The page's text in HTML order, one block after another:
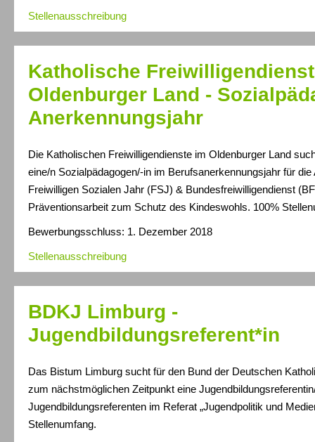
Stellenausschreibung
Katholische
Oldenburger Land -
Anerkennungsjahr
Die Katholischen Freiwilligendienste im Oldenburger Land
eine/n Sozialpädagogen/-in im Berufsanerkennungsjahr für
Freiwilligen Sozialen Jahr (FSJ) & Bundesfreiwilligendienst
Präventionsarbeit zum Schutz des Kindeswohls. 100%
Bewerbungsschluss: 1. Dezember 2018
Stellenausschreibung
BDKJ Limburg -
Jugendbildungsreferent*in
Das Bistum Limburg sucht für den Bund der Deutschen
zum nächstmöglichen Zeitpunkt eine
Jugendbildungsreferenten im Referat „Jugendpolitik und
Stellenumfang.